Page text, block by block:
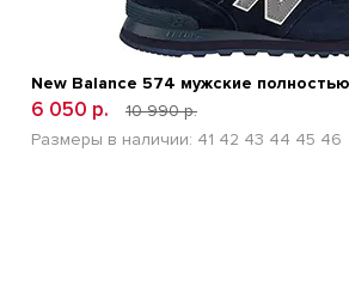
New Balance 574 мужские
6 050 р.
10 990 р.
Размеры в наличии: 41 42 43 44 45 46